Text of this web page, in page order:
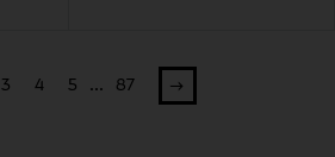
3 4 5 ... 87